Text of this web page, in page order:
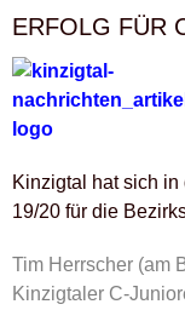
ERFOLG FÜR
Kinzigtal hat sich
19/20 für die
Tim Herrscher (am
Kinzigtaler C-